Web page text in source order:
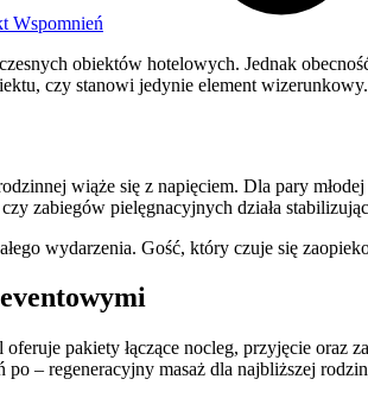
Wspomnień
obiektów hotelowych. Jednak
czy stanowi jedynie element wizerunkowy.
wiąże się z napięciem. Dla pary
zabiegów pielęgnacyjnych działa
wydarzenia. Gość, który czuje się
pakiety łączące nocleg, przyjęcie
– regeneracyjny masaż dla najbliższej